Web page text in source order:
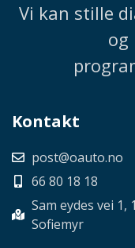
Vi kan stille
og
Kontakt
post@oauto.no
66 80 18 18
Sam eydes vei 1,
Sofiemyr